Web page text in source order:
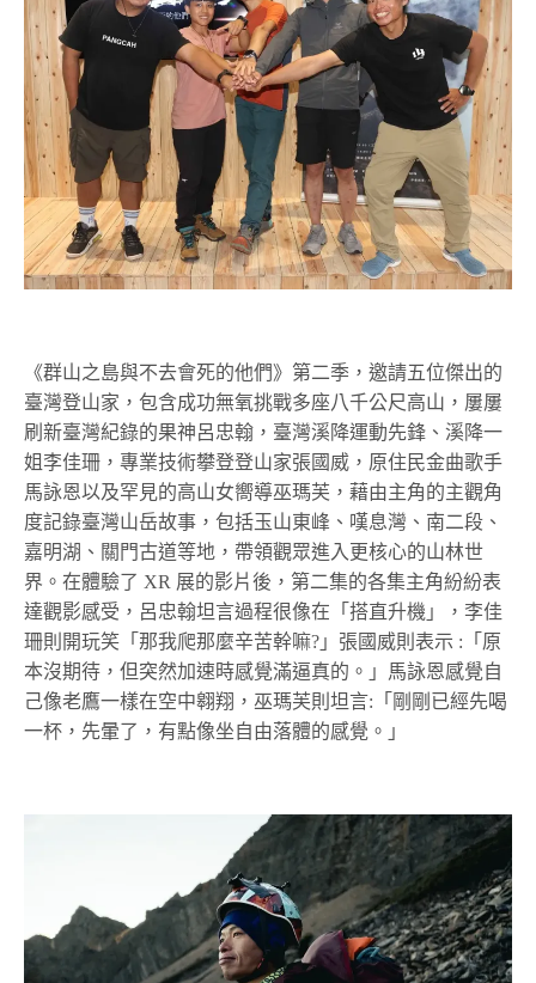
《群山之島與不去會死的他們》第二季，邀請五位傑出的
臺灣登山家，包含成功無氧挑戰多座八千公尺高山，屢屢
刷新臺灣紀錄的果神呂忠翰，臺灣溪降運動先鋒、溪降一
姐李佳珊，專業技術攀登登山家張國威，原住民金曲歌手
馬詠恩以及罕見的高山女嚮導巫瑪芙，藉由主角的主觀角
度記錄臺灣山岳故事，包括玉山東峰、嘆息灣、南二段、
嘉明湖、關門古道等地，帶領觀眾進入更核心的山林世
界。在體驗了 XR 展的影片後，第二集的各集主角紛紛表
達觀影感受，呂忠翰坦言過程很像在「搭直升機」，李佳
珊則開玩笑「那我爬那麼辛苦幹嘛?」張國威則表示 :「原
本沒期待，但突然加速時感覺滿逼真的。」馬詠恩感覺自
己像老鷹一樣在空中翱翔，巫瑪芙則坦言:「剛剛已經先喝
一杯，先暈了，有點像坐自由落體的感覺。」